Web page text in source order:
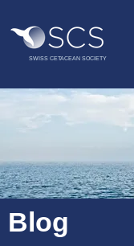
SWISS CETACEAN SOCIETY
Blog